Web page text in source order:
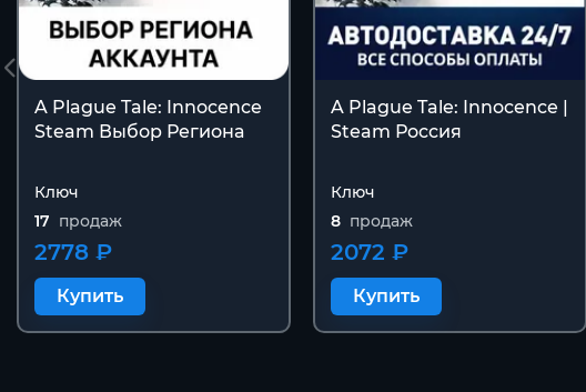
A Plague Tale: Innocence
Steam Выбор Региона
Ключ
17 продаж
2778 ₽
Купить
A Plague Tale: Innocence |
Steam Россия
Ключ
8 продаж
2072 ₽
Купить